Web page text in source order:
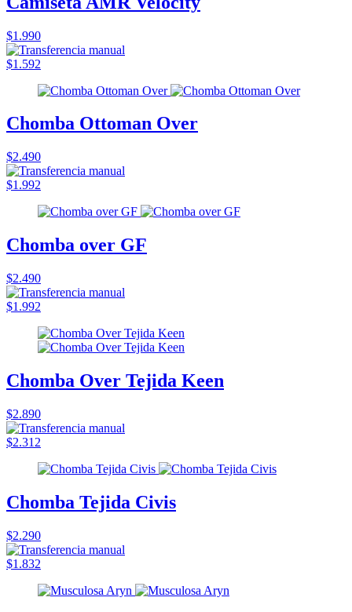
$1.990
$1.592
Chomba Ottoman Over
$2.490
$1.992
Chomba over GF
$2.490
$1.992
Chomba Over Tejida Keen
$2.890
$2.312
Chomba Tejida Civis
$2.290
$1.832